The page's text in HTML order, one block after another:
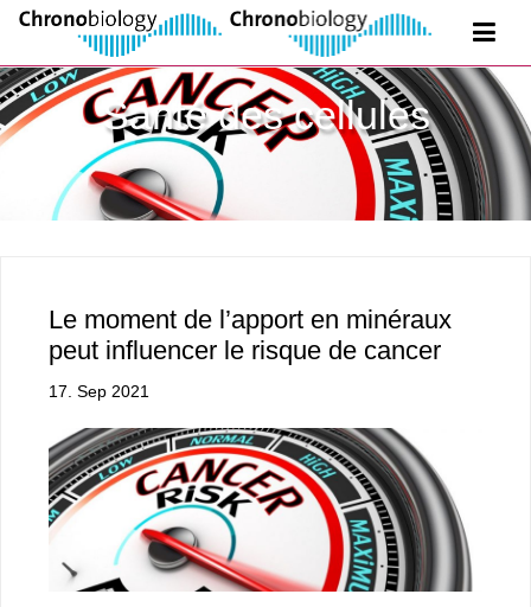
Santé des cellules
Le moment de l’apport en minéraux
peut influencer le risque de cancer
17. Sep 2021